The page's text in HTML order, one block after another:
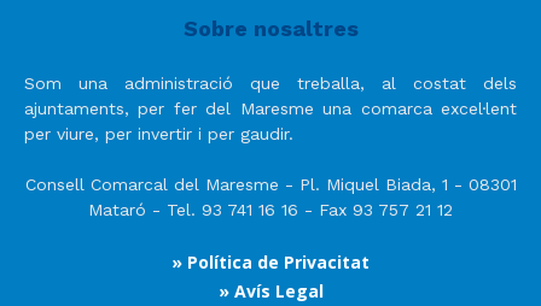
Sobre nosaltres
Som una administració que treballa, al costat dels
ajuntaments, per fer del Maresme una comarca excel·lent
per viure, per invertir i per gaudir.
Consell Comarcal del Maresme - Pl. Miquel Biada, 1 - 08301
Mataró - Tel. 93 741 16 16 - Fax 93 757 21 12
» Política de Privacitat
» Avís Legal